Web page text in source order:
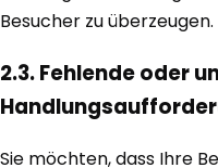
Besucher zu überzeugen.
2.3. Fehlende oder
Sie möchten, dass Ihre